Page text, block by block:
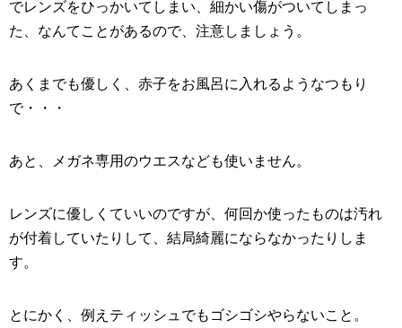
でレンズをひっかいてしまい、細かい傷がついてしまっ
た、なんてことがあるので、注意しましょう。
あくまでも優しく、赤子をお風呂に入れるようなつもり
で・・・
あと、メガネ専用のウエスなども使いません。
レンズに優しくていいのですが、何回か使ったものは汚れ
が付着していたりして、結局綺麗にならなかったりしま
す。
とにかく、例えティッシュでもゴシゴシやらないこと。